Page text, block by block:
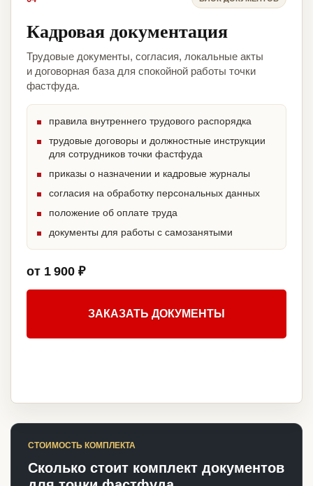
Кадровая документация
Трудовые документы, согласия, локальные акты
и договорная база для спокойной работы точки
фастфуда.
правила внутреннего трудового распорядка
трудовые договоры и должностные инструкции
для сотрудников точки фастфуда
приказы о назначении и кадровые журналы
согласия на обработку персональных данных
положение об оплате труда
документы для работы с самозанятыми
от 1 900 ₽
ЗАКАЗАТЬ ДОКУМЕНТЫ
СТОИМОСТЬ КОМПЛЕКТА
Сколько стоит комплект документов